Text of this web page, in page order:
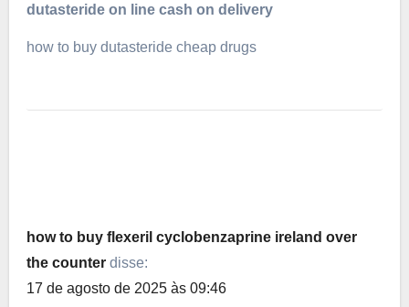
dutasteride on line cash on delivery
how to buy dutasteride cheap drugs
how to buy flexeril cyclobenzaprine ireland over
the counter disse:
17 de agosto de 2025 às 09:46